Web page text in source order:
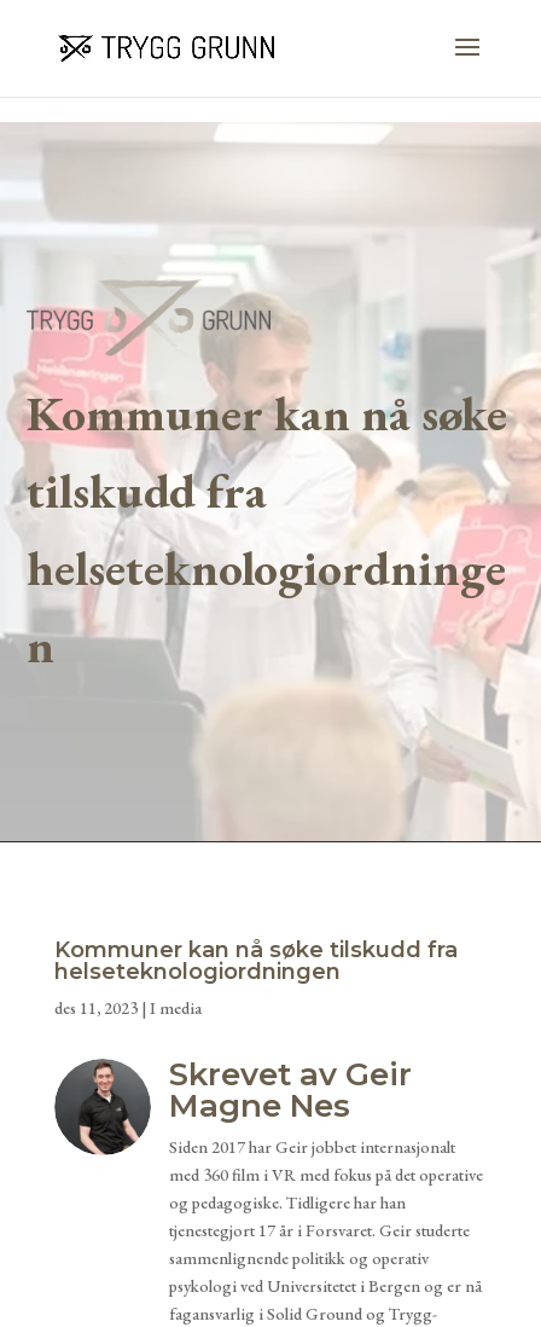
Kommuner kan nå søke
tilskudd fra
helseteknologiordninge
n
Kommuner kan nå søke tilskudd fra
helseteknologiordningen
des 11, 2023| I media
Skrevet av Geir
Magne Nes
Siden 2017 har Geir jobbet internasjonalt
med 360 film i VR med fokus på det operative
og pedagogiske. Tidligere har han
tjenestegjort 17 år i Forsvaret. Geir studerte
sammenlignende politikk og operativ
psykologi ved Universitetet i Bergen og er nå
fagansvarlig i Solid Ground og Trygg-